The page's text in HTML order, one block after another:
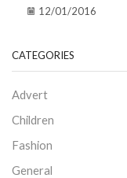
12/01/2016
CATEGORIES
Advert
Children
Fashion
General